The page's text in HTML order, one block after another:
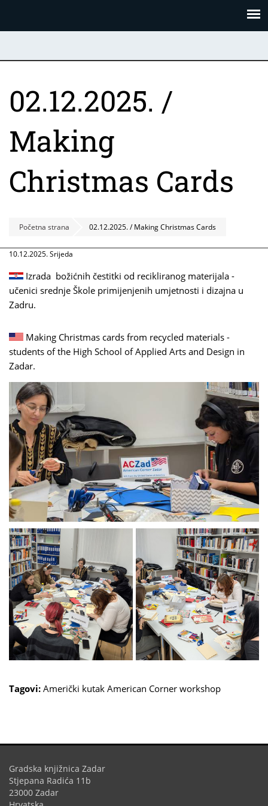
02.12.2025. /
Making
Christmas Cards
Početna strana 02.12.2025. / Making Christmas Cards
10.12.2025. Srijeda
Izrada božićnih čestitki od recikliranog materijala -
učenici srednje Škole primijenjenih umjetnosti i dizajna u
Zadru.
Making Christmas cards from recycled materials -
students of the High School of Applied Arts and Design in
Zadar.
Tagovi: Američki kutak American Corner workshop
Gradska knjižnica Zadar
Stjepana Radića 11b
23000 Zadar